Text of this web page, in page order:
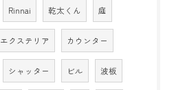
Rinnai 乾太くん 庭
エクステリア カウンター
シャッター ビル 波板